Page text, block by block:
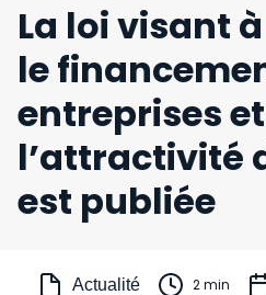
La loi visant
le
entreprises et
l’attractivité
est publiée
Actualité 2 min